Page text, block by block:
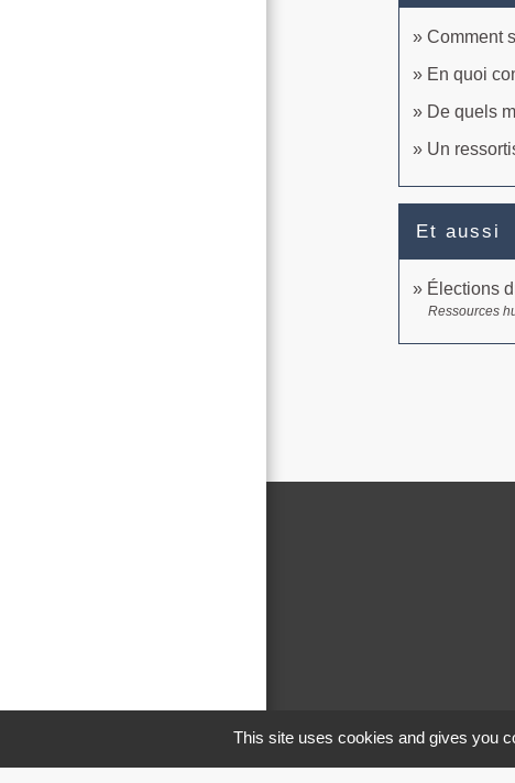
Comment
En quoi
De quels
Un
Et aussi
Élections
Ressources
This site uses cookies and gives you